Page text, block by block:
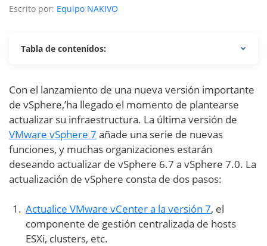
Escrito por: Equipo NAKIVO
Tabla de contenidos:
Con el lanzamiento de una nueva versión importante
de vSphere,’ha llegado el momento de plantearse
actualizar su infraestructura. La última versión de
VMware vSphere 7 añade una serie de nuevas
funciones, y muchas organizaciones estarán
deseando actualizar de vSphere 6.7 a vSphere 7.0. La
actualización de vSphere consta de dos pasos:
Actualice VMware vCenter a la versión 7, el
componente de gestión centralizada de hosts
ESXi, clusters, etc.